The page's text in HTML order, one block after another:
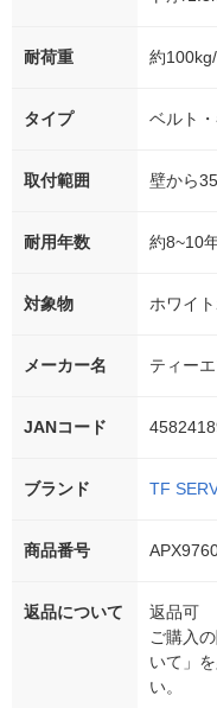
耐荷重 約
タイプ ベルト
取付範囲 壁から
耐用年数 約8~10
対象物 ホワイ
メーカー名 ティー
JANコード
ブランド TF
商品番号
返品について
返品可
ご購入
いて」
い。